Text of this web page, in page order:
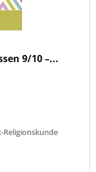
9/10 –...
Religionskunde